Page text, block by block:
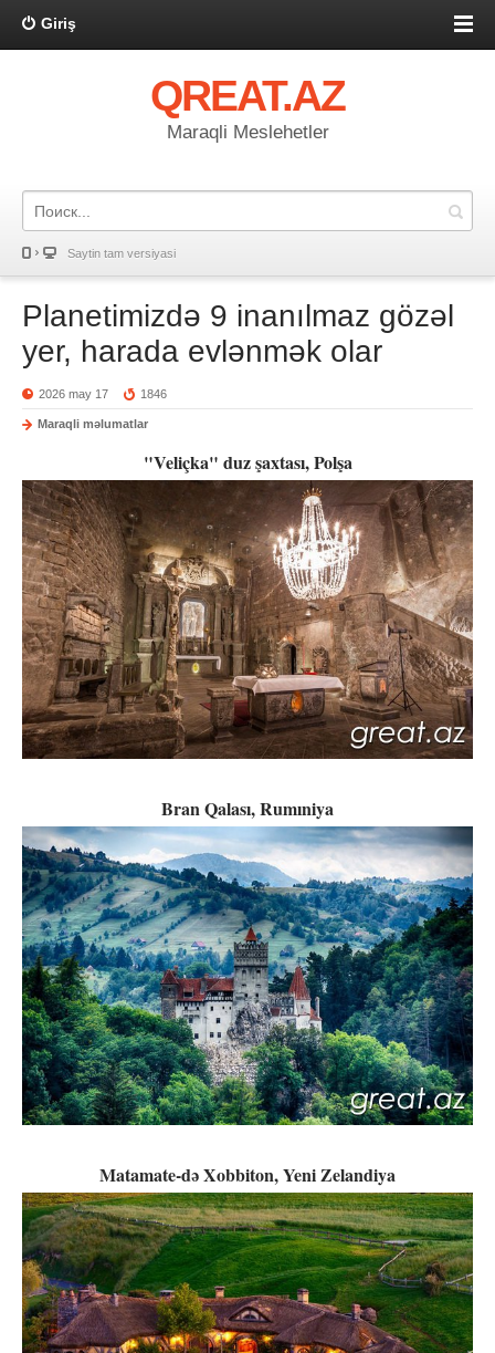
Giriş
QREAT.AZ
Maraqli Meslehetler
Saytin tam versiyasi
Planetimizdə 9 inanılmaz gözəl
yer, harada evlənmək olar
2026 may 17 1846
Maraqli məlumatlar
"Veliçka" duz şaxtası, Polşa
Bran Qalası, Rumıniya
Matamate-də Xobbiton, Yeni Zelandiya